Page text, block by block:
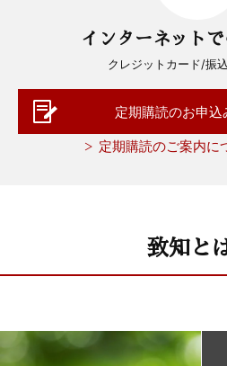
インターネット
クレジットカード/振
定期購読のお申込
定期購読のご案内に
致知と